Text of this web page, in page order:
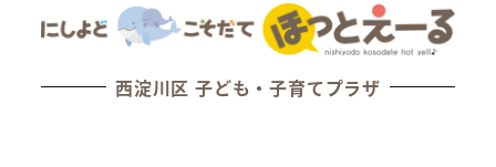
西淀川区 子ども・子育てプラザ